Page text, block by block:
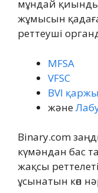
мұндай
жұмысын
реттеуші
MFSA
VFSC
BVI
және
Binary.com
күмәндан бас
жақсы
ұсынатын көп